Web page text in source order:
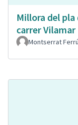
Millora del
carrer Vilamar
Montserrat